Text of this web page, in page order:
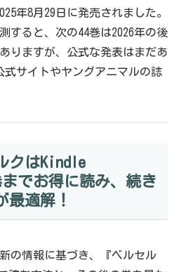
年8月29日に発売されました。
すると、次の44巻は2026年の後
りますが、公式な発表はまだあ
サイトやヤングアニマルの誌
クはKindle
でお得に読み、続き
最適解！
の情報に基づき、『ベルセル